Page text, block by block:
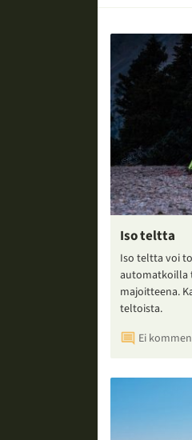
Iso teltta
Iso teltta voi
automatkoilla
majoitteena.
teltoista.
Ei